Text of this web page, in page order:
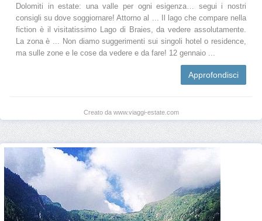
Dolomiti in estate: una valle per ogni esigenza… segui i nostri
consigli su dove soggiornare! Attorno al ... Il lago che compare nella
fiction è il visitatissimo Lago di Braies, da vedere assolutamente.
La zona è ... Non diamo suggerimenti sui singoli hotel o residence,
ma sulle zone e le cose da vedere e da fare! 12 gennaio ...
Approfondisci
Creato da www.viaggi-estate.com